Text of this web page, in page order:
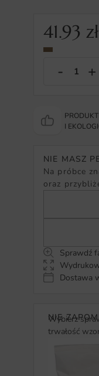
41.93zł
I
NIE MASZ
Na próbce
oraz
Sprawdź
Dostawa
NIE
Wybierz
trwałość